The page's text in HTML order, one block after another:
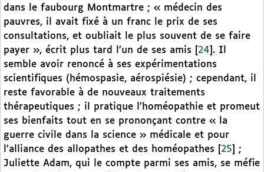
dans le faubourg Montmartre ; « médecin des
pauvres, il avait fixé à un franc le prix de ses
consultations, et oubliait le plus souvent de se faire
payer », écrit plus tard l’un de ses amis
24 . Il
semble avoir renoncé à ses expérimentations
scientifiques (hémospasie, aérospiésie) ; cependant, il
reste favorable à de nouveaux traitements
thérapeutiques ; il pratique l’homéopathie et promeut
ses bienfaits tout en se prononçant contre « la
guerre civile dans la science » médicale et pour
l’alliance des allopathes et des homéopathes
25
;
Juliette Adam, qui le compte parmi ses amis, se méfie